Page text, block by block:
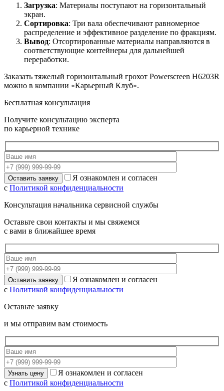
Загрузка: Материалы поступают на горизонтальный
экран.
Сортировка: Три вала обеспечивают равномерное
распределение и эффективное разделение по фракциям.
Вывод: Отсортированные материалы направляются в
соответствующие контейнеры для дальнейшей
переработки.
Заказать тяжелый горизонтальный грохот Powerscreen H6203R
можно в компании «Карьерный Клуб».
Бесплатная консультация
Получите консультацию эксперта
по карьерной технике
Я ознакомлен и согласен
с Политикой конфиденциальности
Консультация начальника сервисной службы
Оставьте свои контакты и мы свяжемся
с вами в ближайшее время
Я ознакомлен и согласен
с Политикой конфиденциальности
Оставьте заявку
и мы отправим вам стоимость
Я ознакомлен и согласен
с Политикой конфиденциальности